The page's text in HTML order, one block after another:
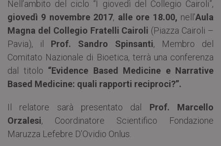
Nell’ambito del ciclo “I giovedì del Collegio Cairoli”,
giovedì 9 novembre 2017, alle ore 18.00, nell’Aula
Magna del Collegio Fratelli Cairoli (Piazza Cairoli –
Pavia), il Prof. Sandro Spinsanti, Membro del
Comitato Nazionale di Bioetica, terrà una conferenza
dal titolo “Evidence Based Medicine e Narrative
Based Medicine: quali rapporti reciproci?”.
Il relatore sarà presentato dal Prof. Marcello
Orzalesi, Coordinatore Scientifico Fondazione
Maruzza Lefebre D’Ovidio Onlus.